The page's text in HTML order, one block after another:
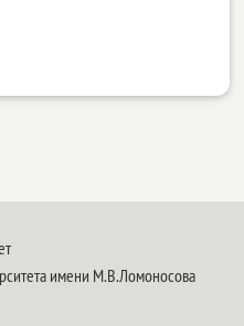
имени М.В.Ломоносова